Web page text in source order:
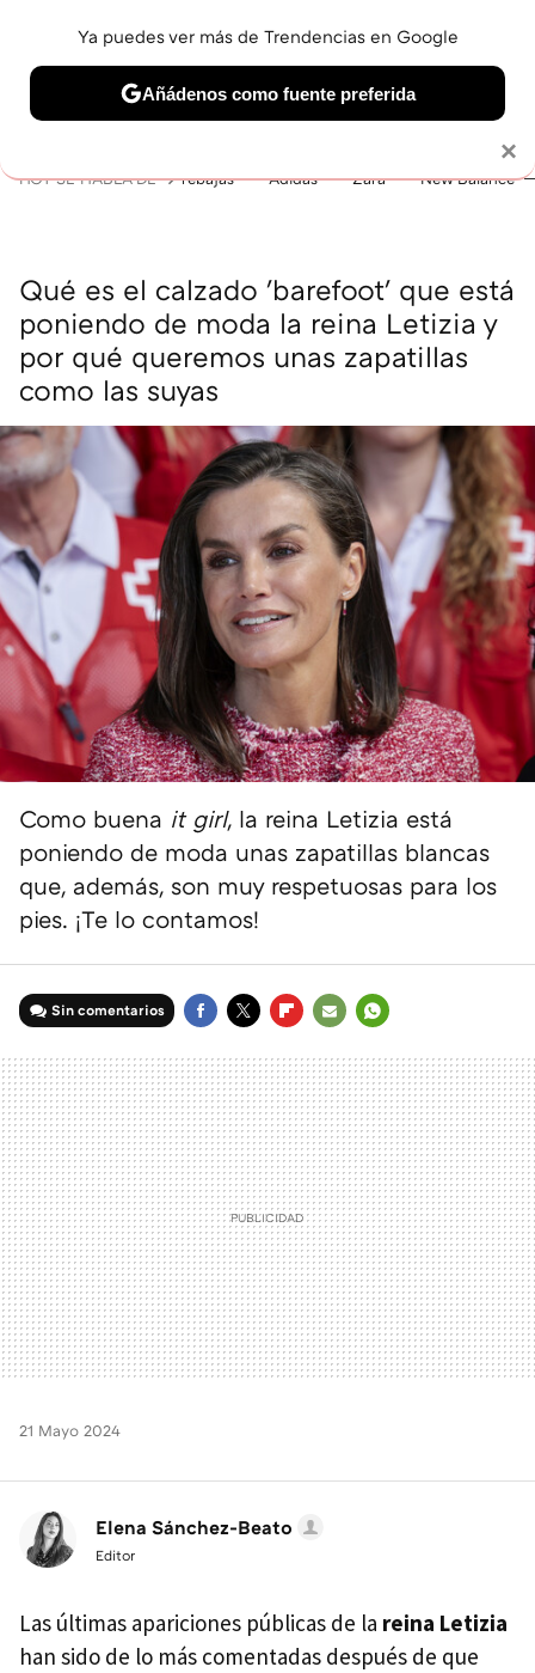
BELLEZA SHOPPING VIAJES GASTRO SNEAKERS
HOY SE HABLA DE rebajas Adidas Zara New Balance
Qué es el calzado 'barefoot' que está
poniendo de moda la reina Letizia y
por qué queremos unas zapatillas
como las suyas
Como buena it girl, la reina Letizia está
poniendo de moda unas zapatillas blancas
que, además, son muy respetuosas para los
pies. ¡Te lo contamos!
Sin comentarios
MAIL
21 Mayo 2024
Elena Sánchez-Beato
Editor
Las últimas apariciones públicas de la reina Letizia
han sido de lo más comentadas después de que
×
Ya puedes ver más de Trendencias en Google
Añádenos como fuente preferida